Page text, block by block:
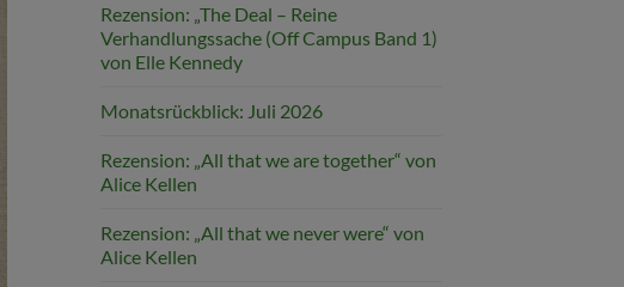
Rezension: „The Deal – Reine
Verhandlungssache (Off Campus Band 1)
von Elle Kennedy
Monatsrückblick: Juli 2026
Rezension: „All that we are together“ von
Alice Kellen
Rezension: „All that we never were“ von
Alice Kellen